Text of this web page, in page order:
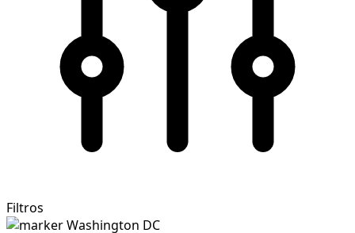
Filtros
Washington DC